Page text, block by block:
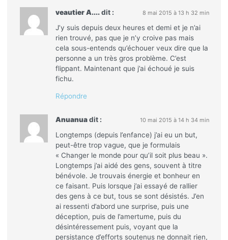
veautier A.... dit : 8 mai 2015 à 13 h 32 min
J’y suis depuis deux heures et demi et je n’ai
rien trouvé, pas que je n’y croive pas mais
cela sous-entends qu’échouer veux dire que la
personne a un très gros problème. C’est
flippant. Maintenant que j’ai échoué je suis
fichu.
Répondre
Anuanua dit : 10 mai 2015 à 14 h 34 min
Longtemps (depuis l’enfance) j’ai eu un but,
peut-être trop vague, que je formulais
« Changer le monde pour qu’il soit plus beau ».
Longtemps j’ai aidé des gens, souvent à titre
bénévole. Je trouvais énergie et bonheur en
ce faisant. Puis lorsque j’ai essayé de rallier
des gens à ce but, tous se sont désistés. J’en
ai ressenti d’abord une surprise, puis une
déception, puis de l’amertume, puis du
désintéressement puis, voyant que la
persistance d’efforts soutenus ne donnait rien,